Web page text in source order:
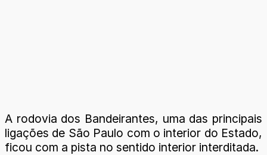
A rodovia dos Bandeirantes, uma das principais
ligações de São Paulo com o interior do Estado,
ficou com a pista no sentido interior interditada.